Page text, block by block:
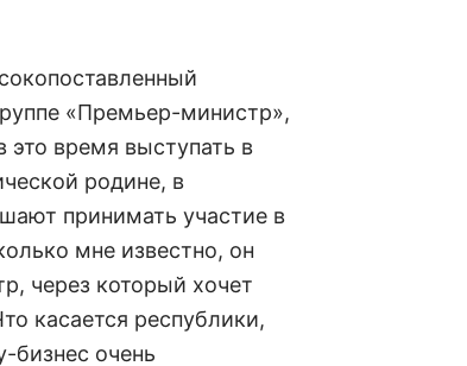
«Премьер-министр»,
это время выступать в
родине, в
принимать участие в
мне известно, он
через который хочет
касается республики,
бизнес очень